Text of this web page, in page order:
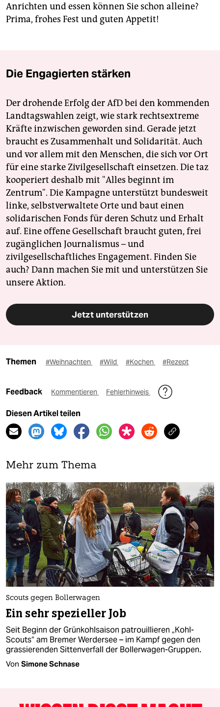
Anrichten und essen können Sie schon alleine?
Prima, frohes Fest und guten Appetit!
Die Engagierten stärken
Der drohende Erfolg der AfD bei den kommenden
Landtagswahlen zeigt, wie stark rechtsextreme
Kräfte inzwischen geworden sind. Gerade jetzt
braucht es Zusammenhalt und Solidarität. Auch
und vor allem mit den Menschen, die sich vor Ort
für eine starke Zivilgesellschaft einsetzen. Die taz
kooperiert deshalb mit "Alles beginnt im
Zentrum". Die Kampagne unterstützt bundesweit
linke, selbstverwaltete Orte und baut einen
solidarischen Fonds für deren Schutz und Erhalt
auf. Eine offene Gesellschaft braucht guten, frei
zugänglichen Journalismus – und
zivilgesellschaftliches Engagement. Finden Sie
auch? Dann machen Sie mit und unterstützen Sie
unsere Aktion.
Jetzt unterstützen
Themen #Weihnachten #Wild #Kochen #Rezept
Feedback Kommentieren Fehlerhinweis
Diesen Artikel teilen
Mehr zum Thema
Scouts gegen Bollerwagen
Ein sehr spezieller Job
Seit Beginn der Grünkohlsaison patrouillieren „Kohl-
Scouts“ am Bremer Werdersee – im Kampf gegen den
grassierenden Sittenverfall der Bollerwagen-Gruppen.
Von Simone Schnase